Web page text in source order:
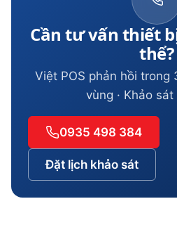
Cần tư vấn thiết
thể?
Việt POS phản hồi trong
vùng · Khảo
0935 498 384
Đặt lịch khảo sát